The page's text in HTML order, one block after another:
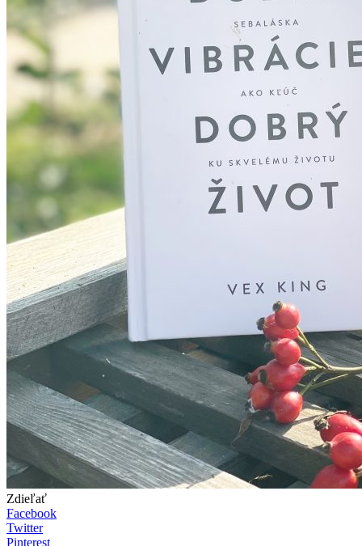
Zdieľať
Facebook
Twitter
Pinterest